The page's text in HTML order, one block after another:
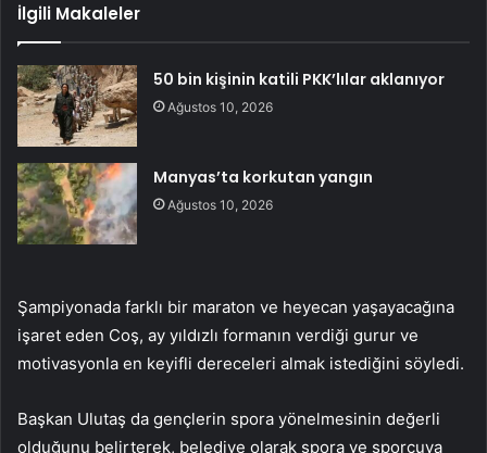
İlgili Makaleler
50 bin kişinin katili PKK’lılar aklanıyor
Ağustos 10, 2026
Manyas’ta korkutan yangın
Ağustos 10, 2026
Şampiyonada farklı bir maraton ve heyecan yaşayacağına
işaret eden Coş, ay yıldızlı formanın verdiği gurur ve
motivasyonla en keyifli dereceleri almak istediğini söyledi.
Başkan Ulutaş da gençlerin spora yönelmesinin değerli
olduğunu belirterek, belediye olarak spora ve sporcuya